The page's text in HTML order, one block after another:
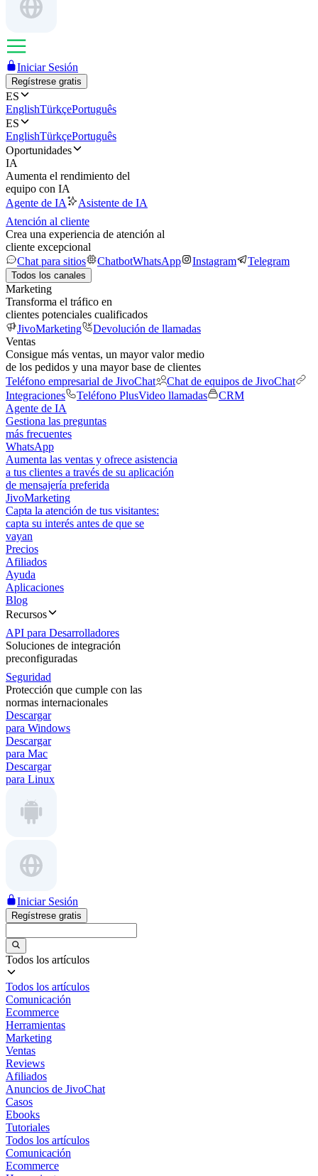
Iniciar Sesión
Regístrese gratis
ES
EnglishTürkçePortuguês
ES
EnglishTürkçePortuguês
Oportunidades
IA
Aumenta el rendimiento del
equipo con IA
Agente de IA
Asistente de IA
Atención al cliente
Crea una experiencia de atención al
cliente excepcional
Chat para sitios
ChatbotWhatsApp Instagram Telegram
Todos los canales
Marketing
Transforma el tráfico en
clientes potenciales cualificados
JivoMarketing
Devolución de llamadas
Ventas
Consigue más ventas, un mayor valor medio
de los pedidos y una mayor base de clientes
Teléfono empresarial de JivoChat
Chat de equipos de JivoChat
Integraciones
Teléfono PlusVideo llamadas
CRM
Agente de IA
Gestiona las preguntas
más frecuentes
WhatsApp
Aumenta las ventas y ofrece asistencia
a tus clientes a través de su aplicación
de mensajería preferida
JivoMarketing
Capta la atención de tus visitantes:
capta su interés antes de que se
vayan
Precios
Afiliados
Ayuda
Aplicaciones
Blog
Recursos
API para Desarrolladores
Soluciones de integración
preconfiguradas
Seguridad
Protección que cumple con las
normas internacionales
Descargar
para Windows
Descargar
para Mac
Descargar
para Linux
Iniciar Sesión
Regístrese gratis
Todos los artículos
Todos los artículos
Comunicación
Ecommerce
Herramientas
Marketing
Ventas
Reviews
Afiliados
Anuncios de JivoChat
Casos
Ebooks
Tutoriales
Todos los artículos
Comunicación
Ecommerce